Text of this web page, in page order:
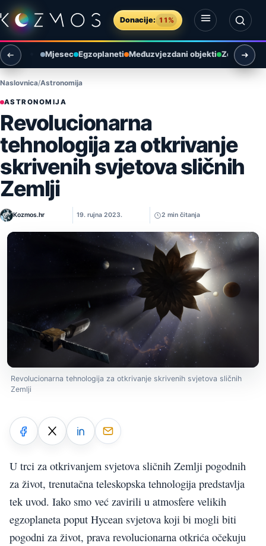
Preskoči na sadržaj
Donacije: 11%
Otvori izbornik
Otvori pretragu
Mjesec Egzoplaneti Međuzvjezdani objekti Zemlja i
Naslovnica Astronomija
ASTRONOMIJA
Revolucionarna
tehnologija za otkrivanje
skrivenih svjetova sličnih
Zemlji
Kozmos.hr 19. rujna 2023. 2 min čitanja
Revolucionarna tehnologija za otkrivanje skrivenih svjetova sličnih
Zemlji
U trci za otkrivanjem svjetova sličnih Zemlji pogodnih
za život, trenutačna teleskopska tehnologija predstavlja
tek uvod. Iako smo već zavirili u atmosfere velikih
egzoplaneta poput Hycean svjetova koji bi mogli biti
pogodni za život, prava revolucionarna otkrića očekuju